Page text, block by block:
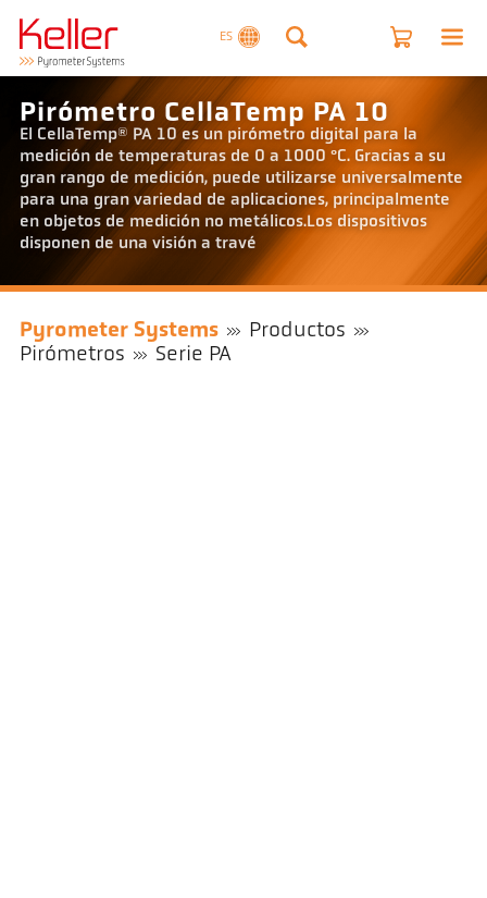
ES
Pirómetro CellaTemp PA 10
El CellaTemp® PA 10 es un pirómetro digital para la
medición de temperaturas de 0 a 1000 °C. Gracias a su
gran rango de medición, puede utilizarse universalmente
para una gran variedad de aplicaciones, principalmente
en objetos de medición no metálicos.Los dispositivos
disponen de una visión a travé
Pyrometer Systems
Productos
Pirómetros
Serie PA